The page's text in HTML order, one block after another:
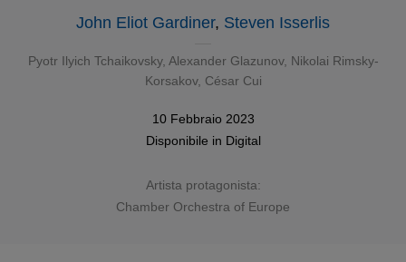
John Eliot Gardiner, Steven Isserlis
Pyotr Ilyich Tchaikovsky, Alexander Glazunov, Nikolai Rimsky-
Korsakov, César Cui
10 Febbraio 2023
Disponibile in Digital
Artista protagonista:
Chamber Orchestra of Europe